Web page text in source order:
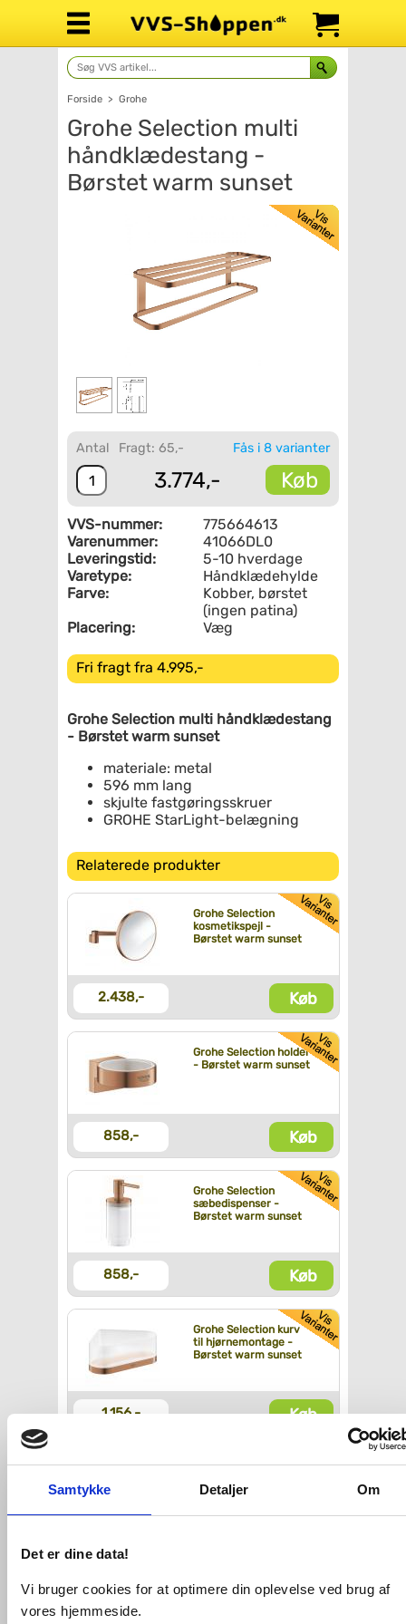
Samtykke Detaljer Om
Det er dine data!
Vi bruger cookies for at optimere din oplevelse ved brug af
vores hjemmeside.
Forside > Grohe
Grohe Selection multi
håndklædestang -
Børstet warm sunset
Fås i 8 varianter
Antal Fragt: 65,-
3.774,- Køb
VVS-nummer:
775664613
Varenummer:
41066DL0
Leveringstid:
5-10 hverdage
Varetype:
Håndklædehylde
Farve:
Kobber, børstet
(ingen patina)
Placering:
Væg
Fri fragt fra 4.995,-
Grohe Selection multi håndklædestang
- Børstet warm sunset
materiale: metal
596 mm lang
skjulte fastgøringsskruer
GROHE StarLight-belægning
Relaterede produkter
Grohe Selection
kosmetikspejl -
Børstet warm sunset
2.438,- Køb
Grohe Selection holder
- Børstet warm sunset
858,- Køb
Grohe Selection
sæbedispenser -
Børstet warm sunset
858,- Køb
Grohe Selection kurv
til hjørnemontage -
Børstet warm sunset
1.156,- Køb
Grohe Selection
warm sunset
1.065,-